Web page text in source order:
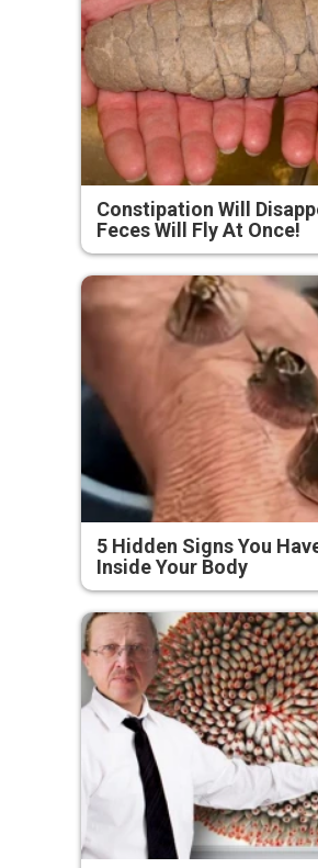
Constipation Will
Feces Will Fly At Once!
5 Hidden Signs You
Inside Your Body